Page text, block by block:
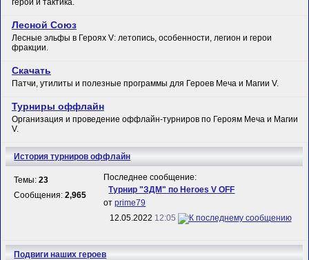
герои и тактика.
Лесной Союз
Лесные эльфы в Героях V: летопись, особенности, легион и герои
фракции.
Скачать
Патчи, утилиты и полезные программы для Героев Меча и Магии V.
Турниры оффлайн
Организация и проведение оффлайн-турниров по Героям Меча и Магии
V.
История турниров оффлайн
Темы:23
Сообщения:2,965
Последнее сообщение:
Турнир "ЗДМ" по Heroes V OFF
отprime79
12.05.2022 12:05
Подвиги наших героев